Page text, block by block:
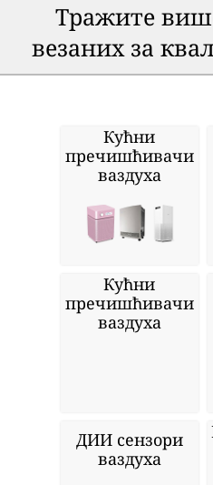
Тражите
везаних за
Кућни
пречишћивачи
ваздуха
Кућни
пречишћивачи
ваздуха
ДИИ сензори
ваздуха